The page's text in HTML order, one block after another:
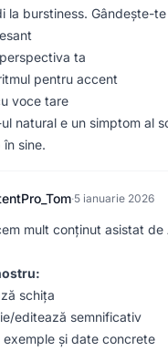
la burstiness. Gândește-te
ta
pentru accent
voce tare
natural e un simptom al
în sine.
·5 ianuarie 2026
mult conținut asistat de
schița
editează semnificativ
exemple și date concrete